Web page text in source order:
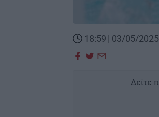
18:59 | 03/05/2025
Δείτε